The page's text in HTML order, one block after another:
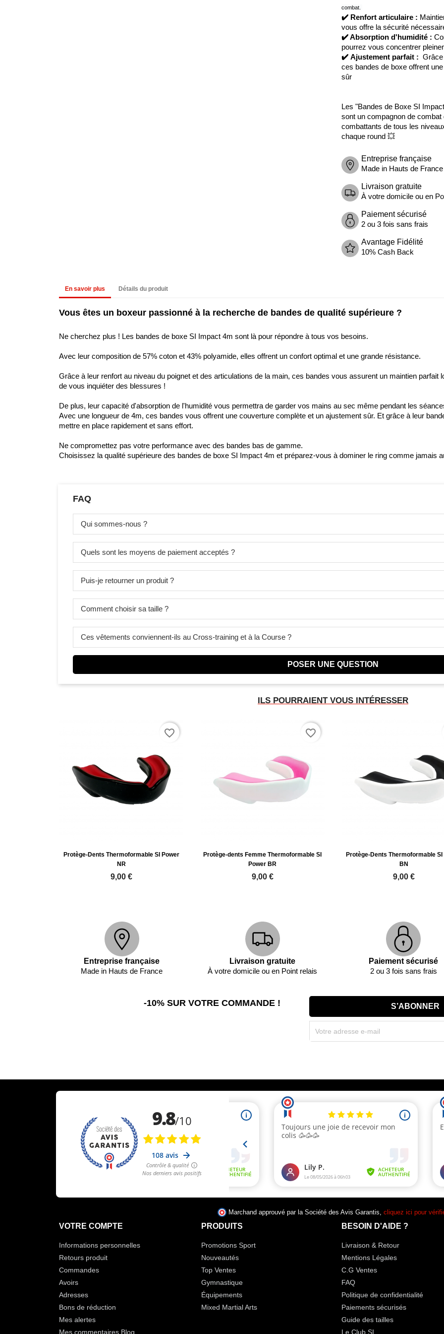
combat.
✔️ Renfort articulaire :
vous offre la sécurité
✔️Absorption d'humidité :
pourrez vous concentrer
✔️ Ajustement parfait : Grâce
ces bandes de boxe offrent
sûr
Les "Bandes de Boxe SI
sont un compagnon de
combattants de tous les
chaque round 💥
Entreprise française
Made in Hauts de France
Livraison gratuite
À votre domicile ou en
Paiement sécurisé
2 ou 3 fois sans frais
Avantage Fidélité
10% Cash Back
En savoir plus Détails du produit
Vous êtes un boxeur passionné à la recherche de bandes de qualité supérieure ?
Ne cherchez plus ! Les bandes de boxe SI Impact 4m sont là pour répondre à tous vos besoins.
Avec leur composition de 57% coton et 43% polyamide, elles offrent un confort optimal et une grande résistance.
Grâce à leur renfort au niveau du poignet et des articulations de la main, ces bandes vous assurent un maintien
de vous inquiéter des blessures !
De plus, leur capacité d'absorption de l'humidité vous permettra de garder vos mains au sec même pendant les
Avec une longueur de 4m, ces bandes vous offrent une couverture complète et un ajustement sûr. Et grâce à leur
mettre en place rapidement et sans effort.
Ne compromettez pas votre performance avec des bandes bas de gamme.
Choisissez la qualité supérieure des bandes de boxe SI Impact 4m et préparez-vous à dominer le ring comme jamais
FAQ
Qui sommes-nous ?
Quels sont les moyens de paiement acceptés ?
Puis-je retourner un produit ?
Comment choisir sa taille ?
Ces vêtements conviennent-ils au Cross-training et à la Course ?
POSER UNE QUESTION
ILS POURRAIENT VOUS INTÉRESSER
Protège-Dents Thermoformable SI Power
NR
9,00 €
favorite_border
Protège-dents Femme Thermoformable SI
Power BR
9,00 €
favorite_border
Protège-Dents Thermoformable SI
BN
9,00 €
Entreprise française
Made in Hauts de France
Livraison gratuite
À votre domicile ou en Point relais
Paiement sécurisé
2 ou 3 fois sans frais
-10% SUR VOTRE COMMANDE !
Marchand approuvé par la Société des Avis Garantis, cliquez ici pour
VOTRE COMPTE
Informations personnelles
Retours produit
Commandes
Avoirs
Adresses
Bons de réduction
Mes alertes
Mes commentaires Blog
PRODUITS
Promotions Sport
Nouveautés
Top Ventes
Gymnastique
Équipements
Mixed Martial Arts
BESOIN D'AIDE ?
Livraison & Retour
Mentions Légales
C.G Ventes
FAQ
Politique de confidentialité
Paiements sécurisés
Guide des tailles
Le Club SI